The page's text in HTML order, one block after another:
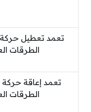
تعمد تعطيل
الطرقات
تعمد إعاقة
الطرقات